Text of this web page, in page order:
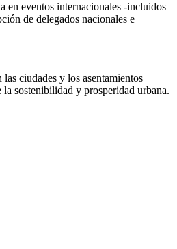
en eventos internacionales -incluidos
de delegados nacionales e
ciudades y los asentamientos
sostenibilidad y prosperidad urbana.